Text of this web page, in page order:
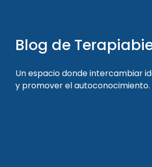
Blog de
Un espacio donde intercambiar
y promover el autoconocimiento.